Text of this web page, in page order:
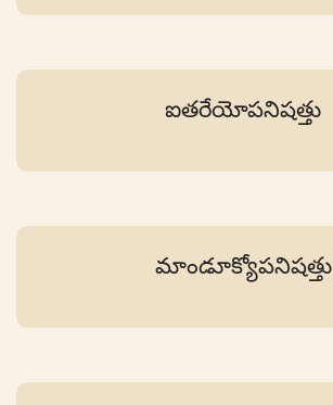
ఐతరేయోపనిషత్తు
మాండూక్యోపనిషత్తు